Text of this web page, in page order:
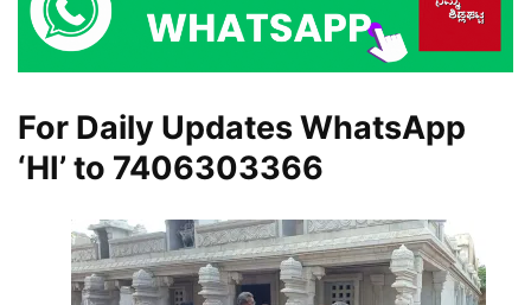
For Daily Updates WhatsApp
‘HI’ to 7406303366